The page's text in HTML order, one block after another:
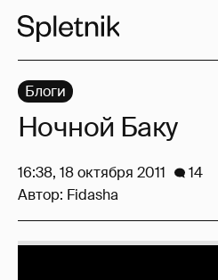
Блоги
Ночной Баку
16:38, 18 октября 2011
14
Автор: Fidasha